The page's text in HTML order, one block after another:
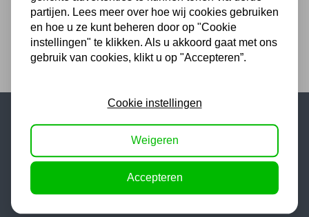
Populaire categorieën
Werkplaatsinrichting
Tig lasapparaat
partijen. Lees meer over hoe wij cookies gebruiken
en hoe u ze kunt beheren door op "Cookie
instellingen" te klikken. Als u akkoord gaat met ons
gebruik van cookies, klikt u op "Accepteren”.
Cookie instellingen
Weigeren
Accepteren